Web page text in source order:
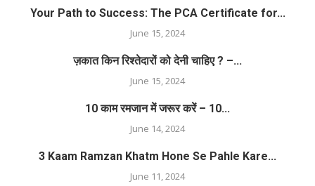
Your Path to Success: The PCA Certificate for...
June 15, 2024
ज़कात किन रिश्तेदारों को देनी चाहिए ? –...
June 15, 2024
10 काम रमजान में जरूर करें – 10...
June 14, 2024
3 Kaam Ramzan Khatm Hone Se Pahle Kare...
June 11, 2024